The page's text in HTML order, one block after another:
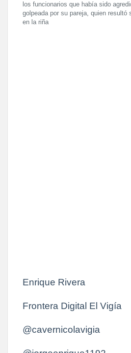
los funcionarios que había sido
golpeada por su pareja, quien resultó
en la riña
Enrique Rivera
Frontera Digital El Vigía
@cavernicolavigia